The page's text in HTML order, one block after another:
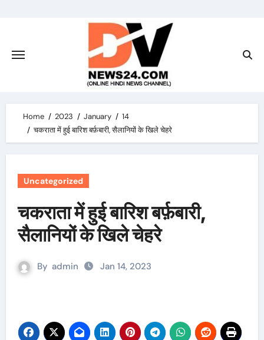
Home 2023 January
14
चकराता में हुई बारिश बर्फ़बारी, सैलानियों के खिले चेहरे
Uncategorized
चकराता में हुई बारिश बर्फ़बारी,
सैलानियों के खिले चेहरे
By admin Jan 14, 2023